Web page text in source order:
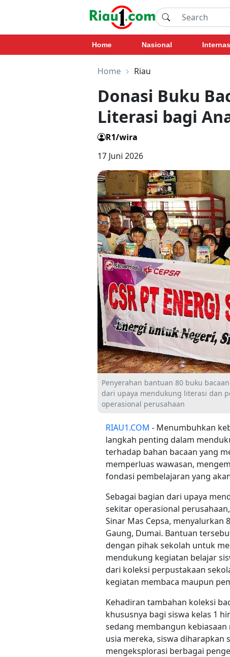
Home Nasional
Home Riau
Donasi Buku
Literasi bagi
R1/wira
17 Juni 2026
Penyerahan bantuan 80 buku
dari upaya mendukung literasi dan
operasional perusahaan
RIAU1.COM - Menumbuhkan
langkah penting dalam
terhadap bahan bacaan yang
memperluas wawasan,
fondasi pembelajaran yang
Sebagai bagian dari upaya
sekitar operasional
Sinar Mas Cepsa, menyalurkan
Gaung, Dumai. Bantuan
dengan pihak sekolah untuk
mendukung kegiatan belajar
dari koleksi perpustakaan
kegiatan membaca maupun
Kehadiran tambahan koleksi
khususnya bagi siswa kelas 1
sedang membangun
usia mereka, siswa
mengeksplorasi berbagai